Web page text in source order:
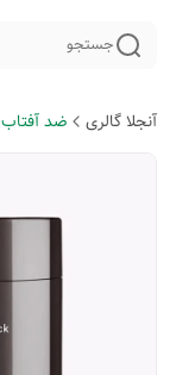
جستجو
آنجلا گالری ضد آفتاب